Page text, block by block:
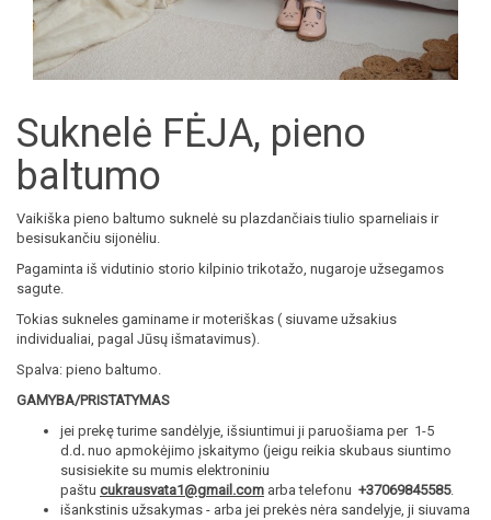
Suknelė FĖJA, pieno
baltumo
Vaikiška pieno baltumo suknelė su plazdančiais tiulio sparneliais ir
besisukančiu sijonėliu.
Pagaminta iš vidutinio storio kilpinio trikotažo, nugaroje užsegamos
sagute.
Tokias sukneles gaminame ir moteriškas ( siuvame užsakius
individualiai, pagal Jūsų išmatavimus).
Spalva: pieno baltumo.
GAMYBA/PRISTATYMAS
jei prekę turime sandėlyje, išsiuntimui ji paruošiama per 1-5
d.d . nuo apmokėjimo įskaitymo (jeigu reikia skubaus siuntimo
susisiekite su mumis elektroniniu
paštu cukrausvata1@gmail.com arba telefonu +37069845585.
išankstinis užsakymas - arba jei prekės nėra sandelyje, ji siuvama